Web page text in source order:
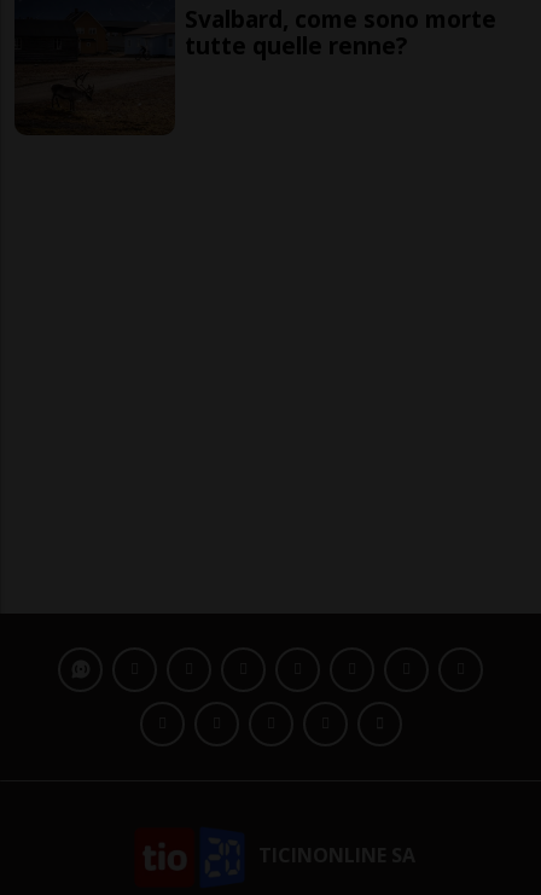
Svalbard, come sono morte
tutte quelle renne?